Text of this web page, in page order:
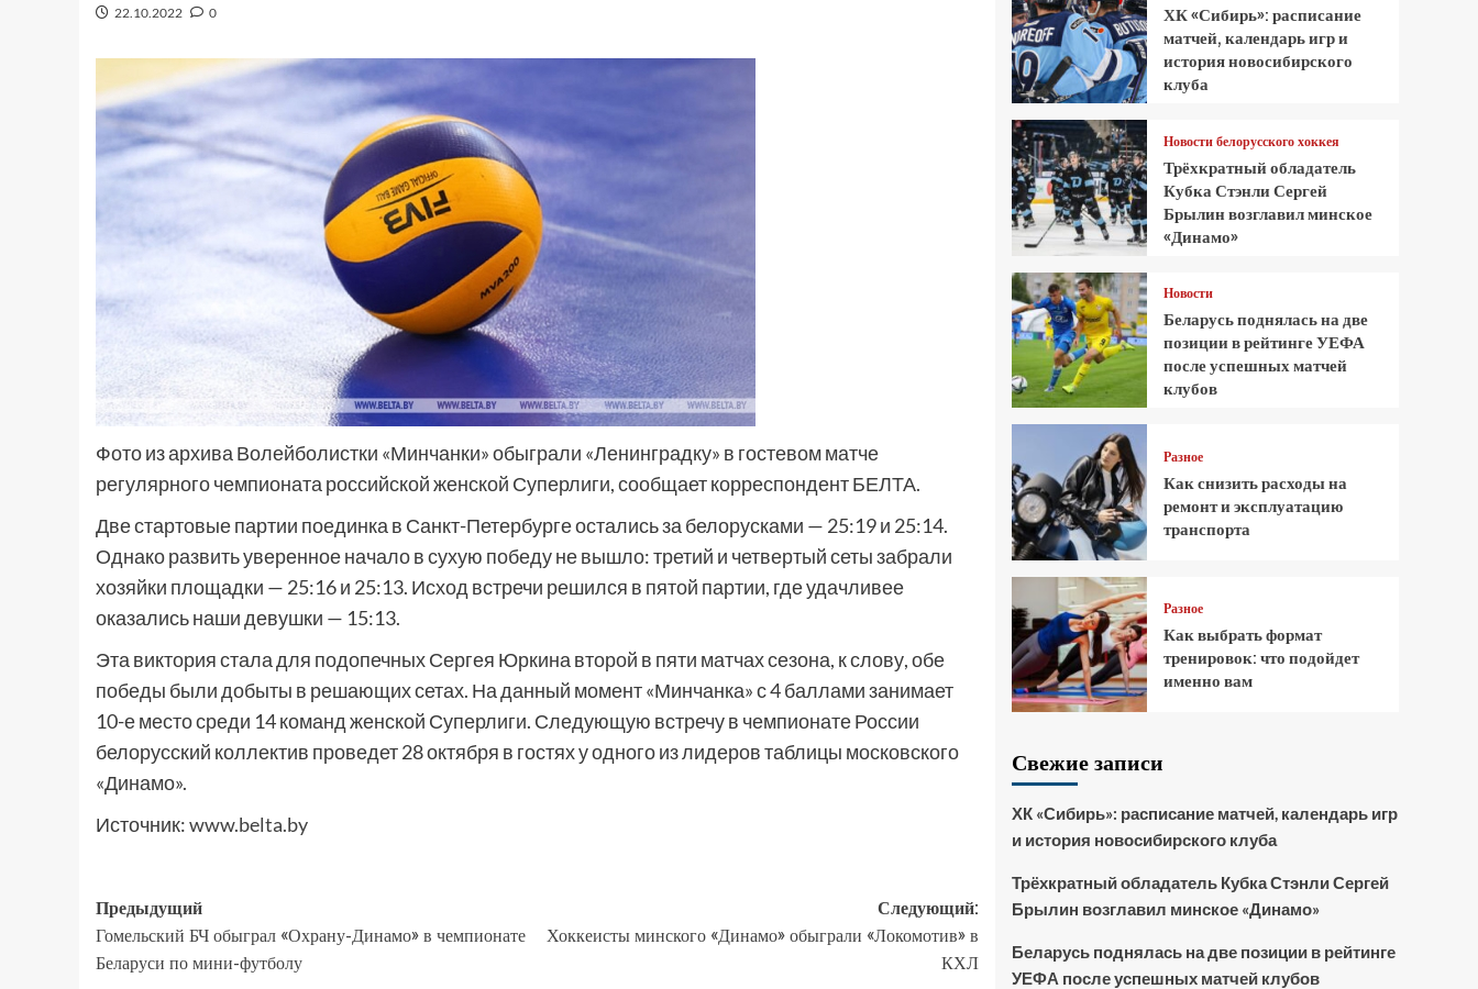
22.10.2022 0
Фото из архива Волейболистки «Минчанки» обыграли «Ленинградку» в гостевом матче
регулярного чемпионата российской женской Суперлиги, сообщает корреспондент БЕЛТА.
Две стартовые партии поединка в Санкт-Петербурге остались за белорусками — 25:19 и 25:14.
Однако развить уверенное начало в сухую победу не вышло: третий и четвертый сеты забрали
хозяйки площадки — 25:16 и 25:13. Исход встречи решился в пятой партии, где удачливее
оказались наши девушки — 15:13.
Эта виктория стала для подопечных Сергея Юркина второй в пяти матчах сезона, к слову, обе
победы были добыты в решающих сетах. На данный момент «Минчанка» с 4 баллами занимает
10-е место среди 14 команд женской Суперлиги. Следующую встречу в чемпионате России
белорусский коллектив проведет 28 октября в гостях у одного из лидеров таблицы московского
«Динамо».
Источник:www.belta.by
Предыдущий
Гомельский БЧ обыграл «Охрану-Динамо» в чемпионате
Беларуси по мини-футболу
Следующий:
Хоккеисты минского «Динамо» обыграли «Локомотив» в
КХЛ
ХК «Сибирь»: расписание
матчей, календарь игр и
история новосибирского
клуба
Новости белорусского хоккея
Трёхкратный обладатель
Кубка Стэнли Сергей
Брылин возглавил минское
«Динамо»
Новости
Беларусь поднялась на две
позиции в рейтинге УЕФА
после успешных матчей
клубов
Разное
Как снизить расходы на
ремонт и эксплуатацию
транспорта
Разное
Как выбрать формат
тренировок: что подойдет
именно вам
Свежие записи
ХК «Сибирь»: расписание матчей, календарь игр
и история новосибирского клуба
Трёхкратный обладатель Кубка Стэнли Сергей
Брылин возглавил минское «Динамо»
Беларусь поднялась на две позиции в рейтинге
УЕФА после успешных матчей клубов